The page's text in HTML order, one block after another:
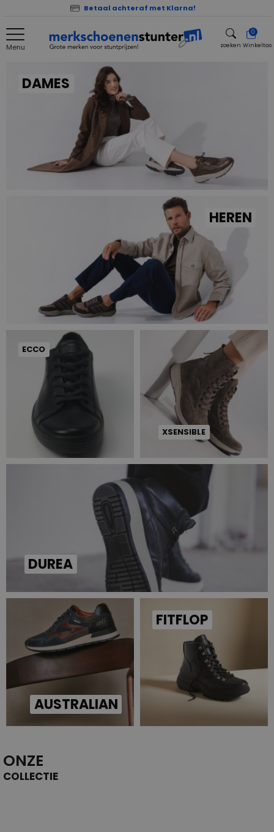
Betaal achteraf met Klarna!
Menu zoeken
0
Winkeltas
DAMES
HEREN
ECCO
XSENSIBLE
DUREA
AUSTRALIAN
FITFLOP
ONZE
COLLECTIE